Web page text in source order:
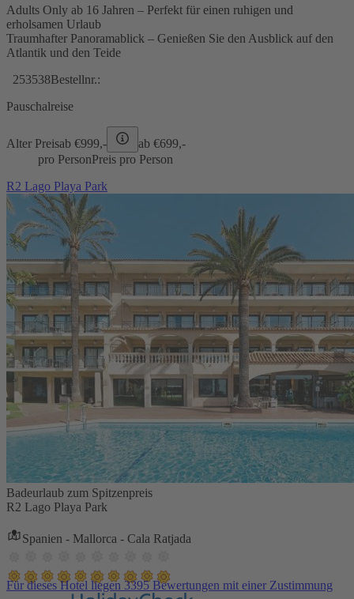
Adults Only ab 16 Jahren – Perfekt für einen ruhigen und
erholsamen Urlaub
Traumhafter Panoramablick – Genießen Sie den Ausblick auf den
Atlantik und den Teide
253538Bestellnr.:
Pauschalreise
Alter Preisab €999,- ab €699,-
pro PersonPreis pro Person
R2 Lago Playa Park
Badeurlaub zum Spitzenpreis
R2 Lago Playa Park
Spanien - Mallorca - Cala Ratjada
Für dieses Hotel liegen 3395 Bewertungen mit einer Zustimmung